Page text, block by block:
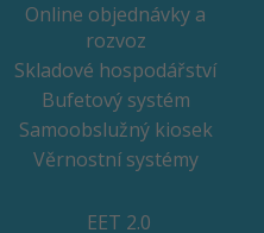
Online objednávky a
rozvoz
Skladové hospodářství
Bufetový systém
Samoobslužný kiosek
Věrnostní systémy
EET 2.0